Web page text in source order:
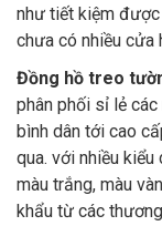
như tiết kiệm
chưa có nhiều
Đồng hồ treo
phân phối sỉ lẻ
bình dân tới cao
qua. với nhiều
màu trắng, màu
khẩu từ các